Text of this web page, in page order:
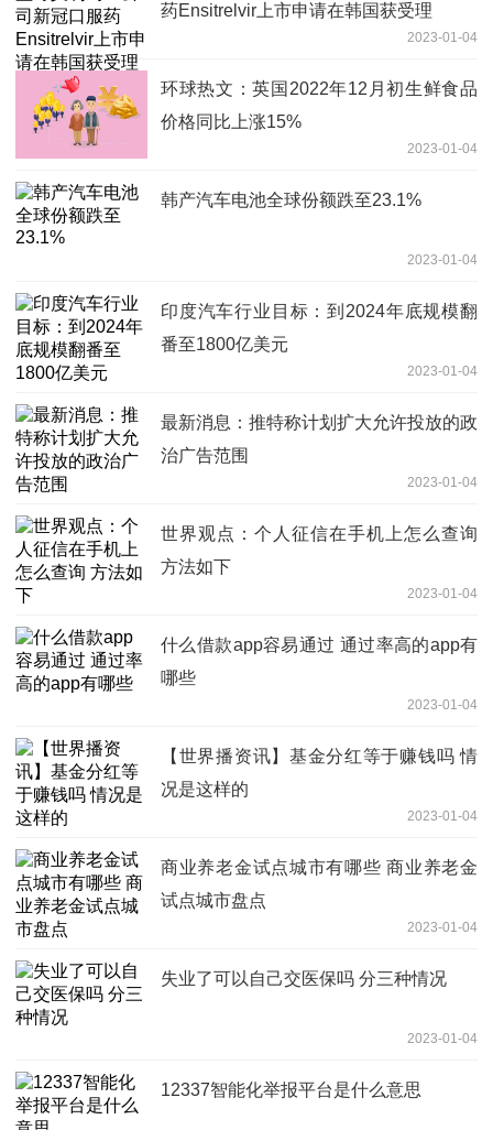
药Ensitrelvir上市申请在韩国获受理
2023-01-04
环球热文：英国2022年12月初生鲜食品
价格同比上涨15%
2023-01-04
韩产汽车电池全球份额跌至23.1%
2023-01-04
印度汽车行业目标：到2024年底规模翻
番至1800亿美元
2023-01-04
最新消息：推特称计划扩大允许投放的政
治广告范围
2023-01-04
世界观点：个人征信在手机上怎么查询
方法如下
2023-01-04
什么借款app容易通过 通过率高的app有
哪些
2023-01-04
【世界播资讯】基金分红等于赚钱吗 情
况是这样的
2023-01-04
商业养老金试点城市有哪些 商业养老金
试点城市盘点
2023-01-04
失业了可以自己交医保吗 分三种情况
2023-01-04
12337智能化举报平台是什么意思